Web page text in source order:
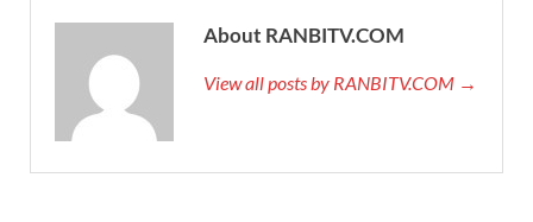
About RANBITV.COM
View all posts by RANBITV.COM →